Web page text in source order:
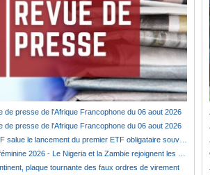
de presse de l'Afrique Francophone du 06 aout 2026
de presse de l'Afrique Francophone du 06 aout 2026
le lancement du premier ETF obligataire souverain africain (USD) disponible en Europe
2026 - Le Nigeria et la Zambie rejoignent les quarts de finale
plaque tournante des faux ordres de virement